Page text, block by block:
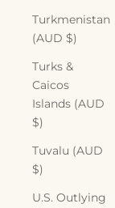
Turkmenistan
(AUD $)
Turks &
Caicos
Islands (AUD
$)
Tuvalu (AUD
$)
U.S. Outlying